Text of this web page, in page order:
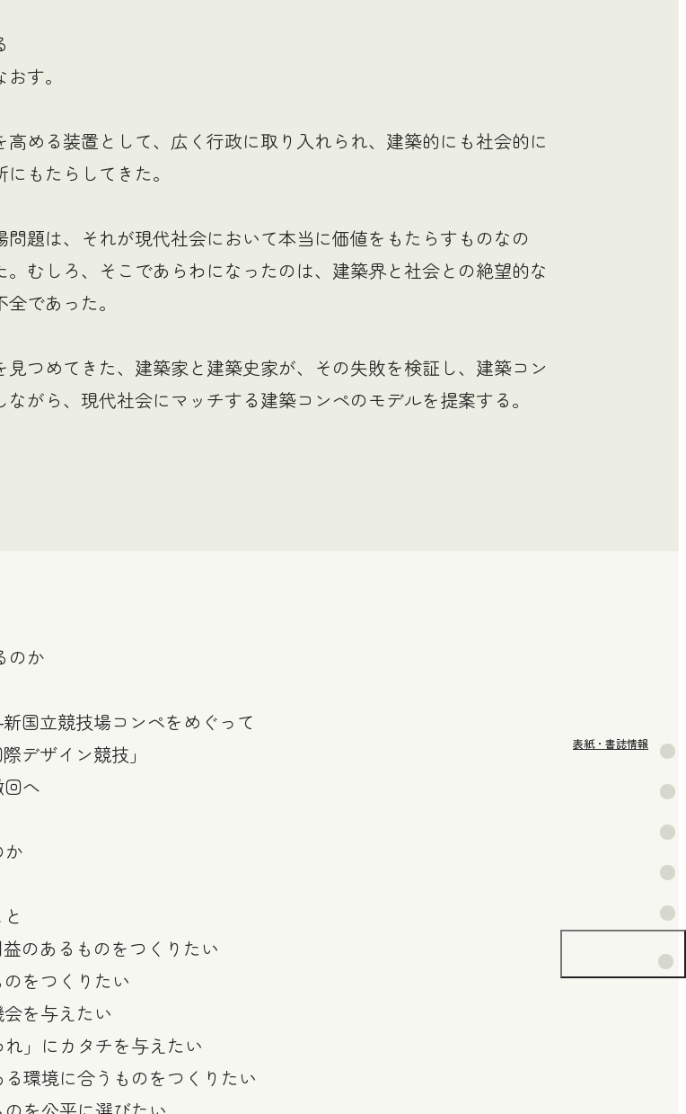
表紙・書誌情報
す。
める装置として、広く行政に取り入れられ、建築的にも社会的に
もたらしてきた。
問題は、それが現代社会において本当に価値をもたらすものなの
むしろ、そこであらわになったのは、建築界と社会との絶望的な
であった。
つめてきた、建築家と建築史家が、その失敗を検証し、建築コン
がら、現代社会にマッチする建築コンペのモデルを提案する。
のか
国立競技場コンペをめぐって
デザイン競技」
へ
のあるものをつくりたい
をつくりたい
を与えたい
」にカタチを与えたい
環境に合うものをつくりたい